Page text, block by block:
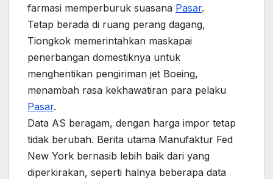
farmasi memperburuk suasana Pasar.
Tetap berada di ruang perang dagang,
Tiongkok memerintahkan maskapai
penerbangan domestiknya untuk
menghentikan pengiriman jet Boeing,
menambah rasa kekhawatiran para pelaku
Pasar.
Data AS beragam, dengan harga impor tetap
tidak berubah. Berita utama Manufaktur Fed
New York bernasib lebih baik dari yang
diperkirakan, seperti halnya beberapa data